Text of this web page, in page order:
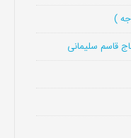
قاسم سلیمانی